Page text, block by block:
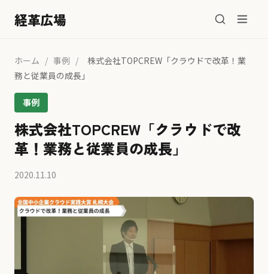
経革広場
ホーム / 事例 /
株式会社TOPCREW「クラウドで改⾰！業
務と従業員の成⻑」
事例
株式会社TOPCREW「クラウドで改
⾰！業務と従業員の成⻑」
2020.11.10